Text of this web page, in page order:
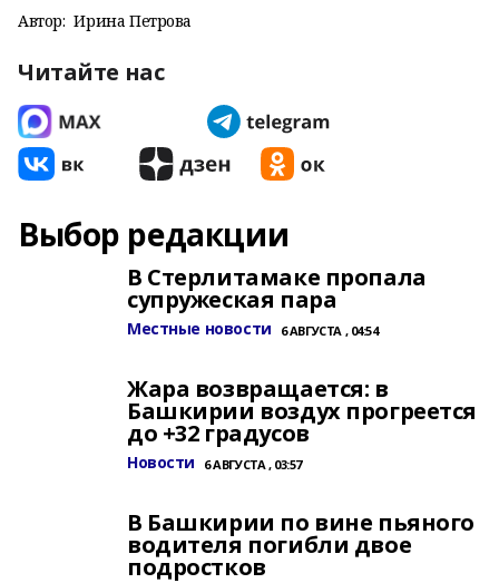
Автор: Ирина Петрова
Читайте нас
Выбор редакции
В Стерлитамаке пропала
супружеская пара
Местные новости 6 АВГУСТА , 04:54
Жара возвращается: в
Башкирии воздух прогреется
до +32 градусов
Новости 6 АВГУСТА , 03:57
В Башкирии по вине пьяного
водителя погибли двое
подростков